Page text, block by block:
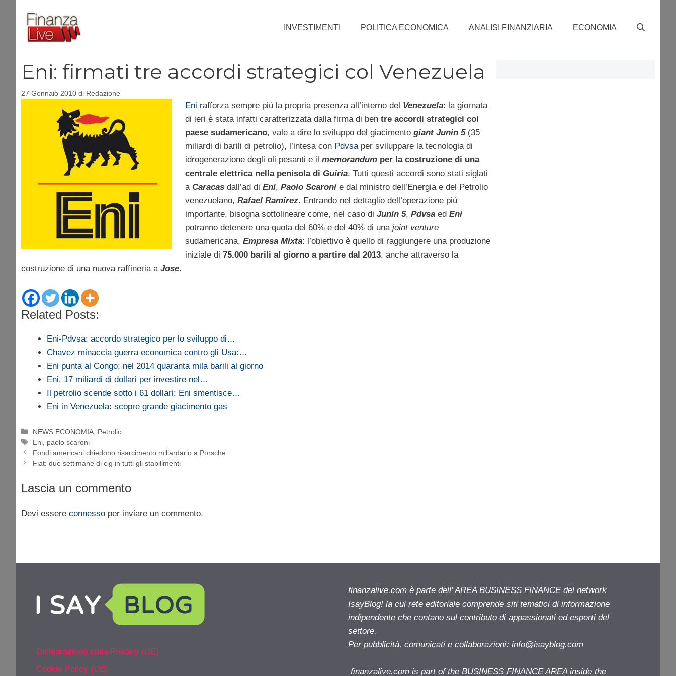
contenuto
INVESTIMENTI POLITICA ECONOMICA ANALISI FINANZIARIA ECONOMIA
Eni: firmati tre accordi strategici col Venezuela
27 Gennaio 2010 di Redazione
Eni rafforza sempre più la propria presenza all’interno del Venezuela: la giornata
di ieri è stata infatti caratterizzata dalla firma di ben tre accordi strategici col
paese sudamericano, vale a dire lo sviluppo del giacimento giant Junin 5(35
miliardi di barili di petrolio), l’intesa con Pdvsaper sviluppare la tecnologia di
idrogenerazione degli oli pesanti e il memorandumper la costruzione di una
centrale elettrica nella penisola di Guiria. Tutti questi accordi sono stati siglati
a Caracasdall’ad di Eni, Paolo Scaronie dal ministro dell’Energia e del Petrolio
venezuelano, Rafael Ramirez. Entrando nel dettaglio dell’operazione più
importante, bisogna sottolineare come, nel caso di Junin 5, Pdvsa edEni
potranno detenere una quota del 60% e del 40% di una joint venture
sudamericana, Empresa Mixta: l’obiettivo è quello di raggiungere una produzione
iniziale di 75.000 barili al giorno a partire dal 2013, anche attraverso la
costruzione di una nuova raffineria a Jose.
Related Posts:
Eni-Pdvsa: accordo strategico per lo sviluppo di…
Chavez minaccia guerra economica contro gli Usa:…
Eni punta al Congo: nel 2014 quaranta mila barili al giorno
Eni, 17 miliardi di dollari per investire nel…
Il petrolio scende sotto i 61 dollari: Eni smentisce…
Eni in Venezuela: scopre grande giacimento gas
Categorie
NEWS ECONOMIA Petrolio
Tag
Eni paolo scaroni
Fondi americani chiedono risarcimento miliardario a Porsche
Fiat: due settimane di cig in tutti gli stabilimenti
Lascia un commento
Devi essere connesso per inviare un commento.
Dichiarazione sulla Privacy (UE)
Cookie Policy (UE)
finanzalive.com è parte dell' AREA BUSINESS FINANCE del network
IsayBlog! la cui rete editoriale comprende siti tematici di informazione
indipendente che contano sul contributo di appassionati ed esperti del
settore.
Per pubblicità, comunicati e collaborazioni: info@isayblog.com
finanzalive.com is part of the BUSINESS FINANCE AREA inside the